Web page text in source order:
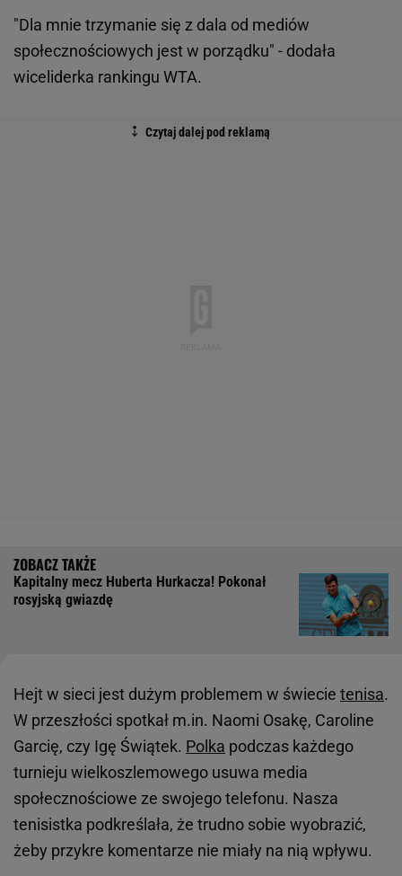
"Dla mnie trzymanie się z dala od mediów
społecznościowych jest w porządku" - dodała
wiceliderka rankingu WTA.
Kapitalny mecz Huberta Hurkacza! Pokonał
rosyjską gwiazdę
Hejt w sieci jest dużym problemem w świecie tenisa.
W przeszłości spotkał m.in. Naomi Osakę, Caroline
Garcię, czy Igę Świątek. Polka podczas każdego
turnieju wielkoszlemowego usuwa media
społecznościowe ze swojego telefonu. Nasza
tenisistka podkreślała, że trudno sobie wyobrazić,
żeby przykre komentarze nie miały na nią wpływu.